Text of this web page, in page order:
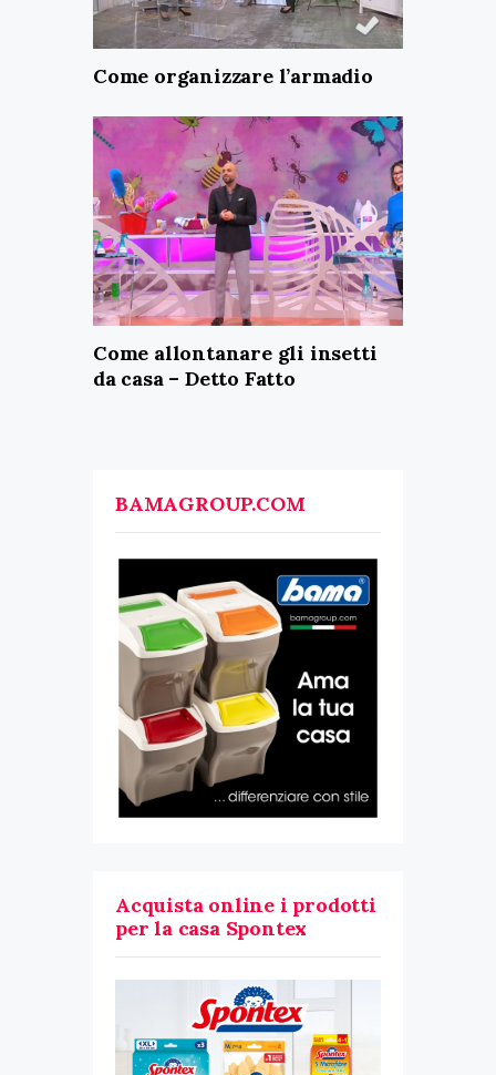
Come organizzare l’armadio
Come allontanare gli insetti
da casa – Detto Fatto
BAMAGROUP.COM
Acquista online i prodotti
per la casa Spontex